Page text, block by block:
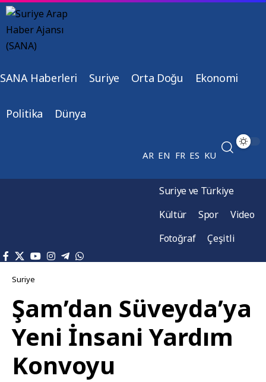
SANA Haberleri Suriye Orta Doğu Ekonomi
Politika Dünya
AR EN FR ES KU
Suriye ve Türkiye
Kültür
Spor
Video
Fotoğraf
Çeşitli
Suriye
Şam’dan Süveyda’ya
Yeni İnsani Yardım
Konvoyu